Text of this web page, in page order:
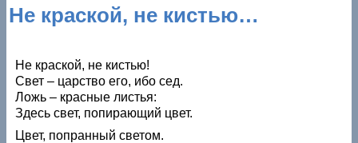
Не краской, не кистью…
Не краской, не кистью!
Свет – царство его, ибо сед.
Ложь – красные листья:
Здесь свет, попирающий цвет.
Цвет, попранный светом.